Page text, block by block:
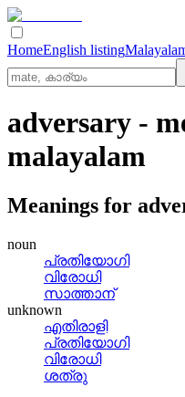
HomeEnglish listing
adversary -
malayalam
Meanings for
noun
പ്രതിയോഗി
വിരോധി
സാത്താന്
unknown
എതിരാളി
പ്രതിയോഗി
വിരോധി
ശത്രു